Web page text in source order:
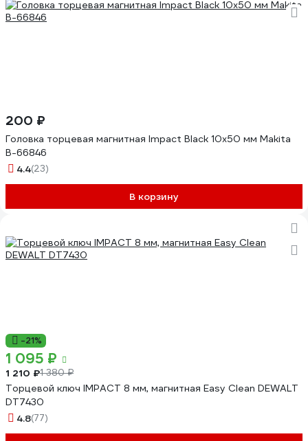
200 ₽
Головка торцевая магнитная Impact Black 10x50 мм Makita
B-66846
4.4(23)
В корзину
-21%
1 095 ₽
1 210 ₽1 380 ₽
Торцевой ключ IMPACT 8 мм, магнитная Easy Clean DEWALT
DT7430
4.8(77)